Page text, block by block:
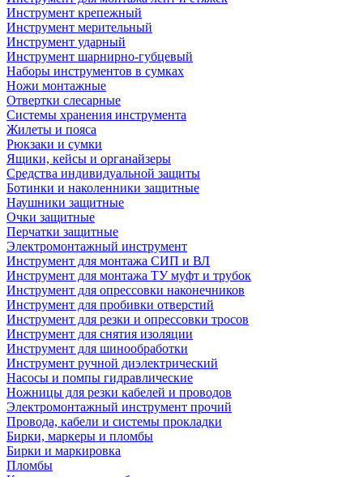
Инструмент крепежный
Инструмент мерительный
Инструмент ударный
Инструмент шарнирно-губцевый
Наборы инструментов в сумках
Ножи монтажные
Отвертки слесарные
Системы хранения инструмента
Жилеты и пояса
Рюкзаки и сумки
Ящики, кейсы и органайзеры
Средства индивидуальной защиты
Ботинки и наколенники защитные
Наушники защитные
Очки защитные
Перчатки защитные
Электромонтажный инструмент
Инструмент для монтажа СИП и ВЛ
Инструмент для монтажа ТУ муфт и трубок
Инструмент для опрессовки наконечников
Инструмент для пробивки отверстий
Инструмент для резки и опрессовки тросов
Инструмент для снятия изоляции
Инструмент для шинообработки
Инструмент ручной диэлектрический
Насосы и помпы гидравлические
Ножницы для резки кабелей и проводов
Электромонтажный инструмент прочий
Провода, кабели и системы прокладки
Бирки, маркеры и пломбы
Бирки и маркировка
Пломбы